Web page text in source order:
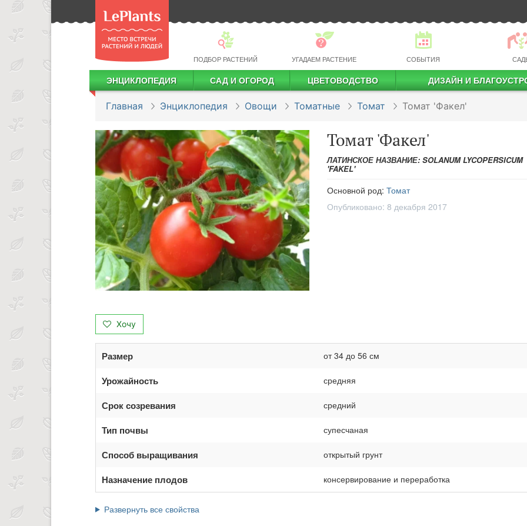
ПОДБОР РАСТЕНИЙ УГАДАЕМ РАСТЕНИЕ СОБЫТИЯ
ЭНЦИКЛОПЕДИЯ САД И ОГОРОД ЦВЕТОВОДСТВО ДИЗАЙН И
Главная Энциклопедия Овощи Томатные Томат Томат 'Факел'
Томат 'Факел'
ЛАТИНСКОЕ НАЗВАНИЕ: SOLANUM LYCOPERSICUM
'FAKEL'
Основной род: Томат
Опубликовано: 8 декабря 2017
Хочу
Размер от 34 до 56 см
Урожайность средняя
Срок созревания средний
Тип почвы супесчаная
Способ выращивания открытый грунт
Назначение плодов консервирование и переработка
Развернуть все свойства